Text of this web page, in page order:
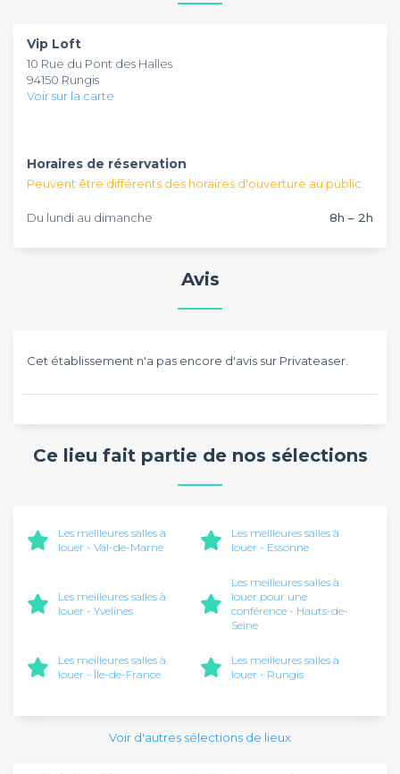
vous propose également un catalogue complet de salles à
louer : galeries, espaces, appartements ou encore
restaurants, plus de 3 000 lieux vous attendent sur notre site
web. N'hésitez pas à venir y puiser de l'inspiration pour
Vip Loft
10 Rue du Pont des Halles
94150 Rungis
Voir sur la carte
Horaires de réservation
Peuvent être différents des horaires d'ouverture au public
Du lundi au dimanche 8h – 2h
Avis
Cet établissement n'a pas encore d'avis sur Privateaser.
Ce lieu fait partie de nos sélections
Les meilleures salles à
louer - Val-de-Marne
Les meilleures salles à
louer - Essonne
Les meilleures salles à
louer - Yvelines
Les meilleures salles à
louer pour une
conférence - Hauts-de-
Seine
Les meilleures salles à
louer - Île-de-France
Les meilleures salles à
louer - Rungis
Voir d'autres sélections de lieux